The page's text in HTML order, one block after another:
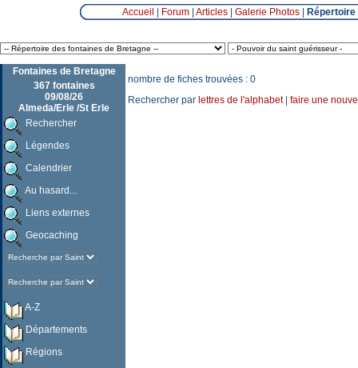
Accueil Forum| Articles| Galerie Photos|
Fontaines de Bretagne
367 fontaines
09/08/26
Almeda/Erle /St Erle
Rechercher
Légendes
Calendrier
Au hasard...
Liens externes
Geocaching
A-Z
Départements
Régions
nombre de fiches trouvées : 0
Rechercher par lettres de l'alphabet| faire une